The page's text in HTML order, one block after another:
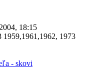
18:15
1959,1961,1962, 1973
- skovi